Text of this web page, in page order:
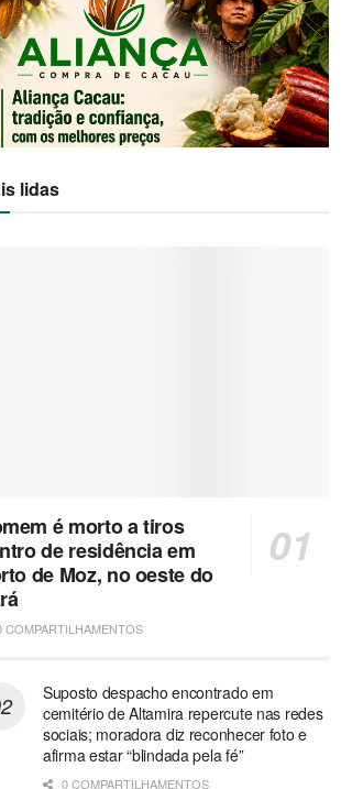
lidas
é morto a tiros
de residência em
de Moz, no oeste do
COMPARTILHAMENTOS
Suposto despacho encontrado em
cemitério de Altamira repercute nas redes
sociais; moradora diz reconhecer foto e
afirma estar “blindada pela fé”
0 COMPARTILHAMENTOS